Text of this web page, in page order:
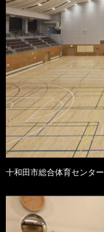
十和田市総合体育センター